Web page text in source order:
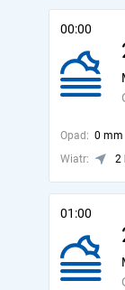
00:00
Opad: 0 mm
Wiatr:
2
01:00